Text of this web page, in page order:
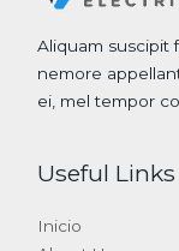
Aliquam suscipit
nemore
ei, mel tempor
Useful Links
Inicio